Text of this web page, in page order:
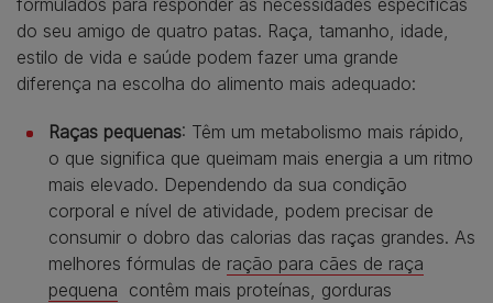
do seu amigo de quatro patas. Raça, tamanho, idade,
estilo de vida e saúde podem fazer uma grande
diferença na escolha do alimento mais adequado:
Raças pequenas: Têm um metabolismo mais rápido,
o que significa que queimam mais energia a um ritmo
mais elevado. Dependendo da sua condição
corporal e nível de atividade, podem precisar de
consumir o dobro das calorias das raças grandes. As
melhores fórmulas de ração para cães de raça
pequena contêm mais proteínas, gorduras